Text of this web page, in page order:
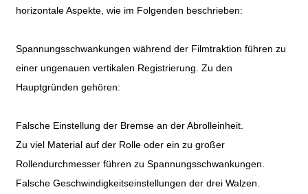
horizontale Aspekte, wie im Folgenden beschrieben:
Spannungsschwankungen während der Filmtraktion führen zu
einer ungenauen vertikalen Registrierung. Zu den
Hauptgründen gehören:
Falsche Einstellung der Bremse an der Abrolleinheit.
Zu viel Material auf der Rolle oder ein zu großer
Rollendurchmesser führen zu Spannungsschwankungen.
Falsche Geschwindigkeitseinstellungen der drei Walzen.